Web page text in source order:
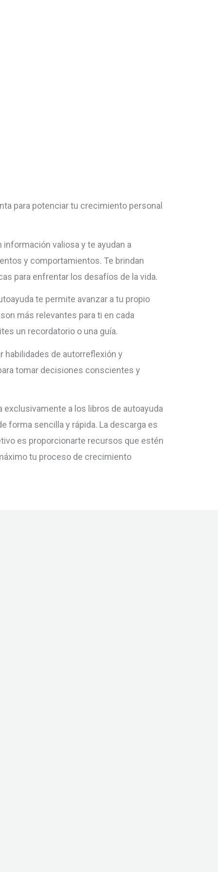
para potenciar tu crecimiento personal
valiosa y te ayudan a
y comportamientos. Te brindan
para enfrentar los desafíos de la vida.
te permite avanzar a tu propio
más relevantes para ti en cada
un recordatorio o una guía.
habilidades de autorreflexión y
tomar decisiones conscientes y
exclusivamente a los libros de autoayuda
forma sencilla y rápida. La descarga es
es proporcionarte recursos que estén
tu proceso de crecimiento